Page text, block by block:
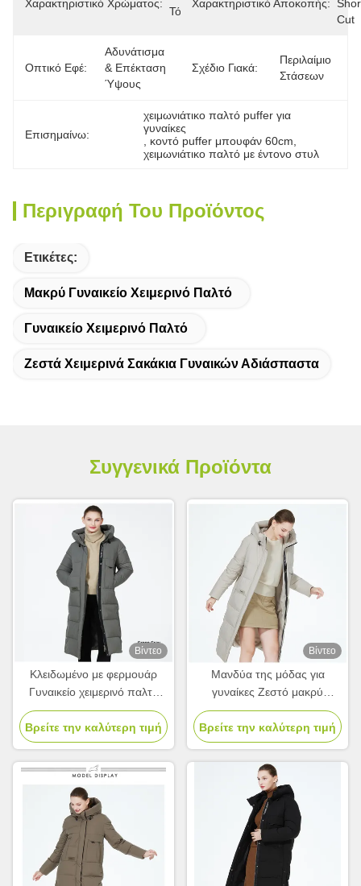
Χαρακτηριστικό Χρώματος:
Τόνοι
Χαρακτηριστικό Αποκοπής:
Cut
Οπτικό Εφέ:
Αδυνάτισμα
& Επέκταση
Ύψους
Σχέδιο Γιακά:
Περιλαίμιο
Στάσεων
Επισημαίνω:
χειμωνιάτικο παλτό puffer για
γυναίκες
κοντό puffer μπουφάν 60cm
χειμωνιάτικο παλτό με έντονο στυλ
Περιγραφή Του Προϊόντος
Ετικέτες:
Μακρύ Γυναικείο Χειμερινό Παλτό
Γυναικείο Χειμερινό Παλτό
Ζεστά Χειμερινά Σακάκια Γυναικών Αδιάσπαστα
Συγγενικά Προϊόντα
Βίντεο
Κλειδωμένο με φερμουάρ
Γυναικείο χειμερινό παλτό
μακριά κορίτσια χειμερινό
μπουφάν 63 - 66cm μήκος
μανίκου
Βρείτε την καλύτερη τιμή
Βίντεο
Μανδύα της μόδας για
γυναίκες Ζεστό μακρύ
χειμερινό μπουφάν για τους
κρύους χειμώνες
Βρείτε την καλύτερη τιμή